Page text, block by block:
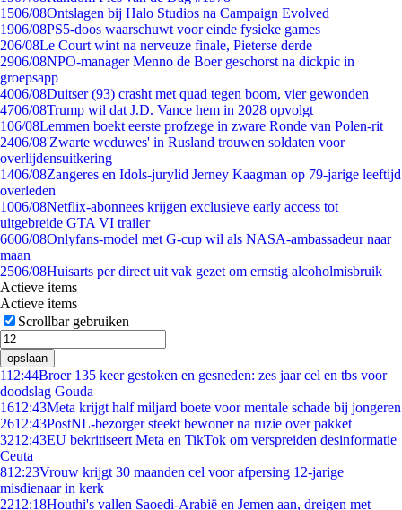
1506/08Ontslagen bij Halo Studios na Campaign Evolved
1906/08PS5-doos waarschuwt voor einde fysieke games
206/08Le Court wint na nerveuze finale, Pieterse derde
2906/08NPO-manager Menno de Boer geschorst na dickpic in
groepsapp
4006/08Duitser (93) crasht met quad tegen boom, vier gewonden
4706/08Trump wil dat J.D. Vance hem in 2028 opvolgt
106/08Lemmen boekt eerste profzege in zware Ronde van Polen-rit
2406/08'Zwarte weduwes' in Rusland trouwen soldaten voor
overlijdensuitkering
1406/08Zangeres en Idols-jurylid Jerney Kaagman op 79-jarige leeftijd
overleden
1006/08Netflix-abonnees krijgen exclusieve early access tot
uitgebreide GTA VI trailer
6606/08Onlyfans-model met G-cup wil als NASA-ambassadeur naar
maan
2506/08Huisarts per direct uit vak gezet om ernstig alcoholmisbruik
Actieve items
Actieve items
Scrollbar gebruiken
opslaan
112:44Broer 135 keer gestoken en gesneden: zes jaar cel en tbs voor
doodslag Gouda
1612:43Meta krijgt half miljard boete voor mentale schade bij jongeren
2612:43PostNL-bezorger steekt bewoner na ruzie over pakket
3212:43EU bekritiseert Meta en TikTok om verspreiden desinformatie
Ceuta
812:23Vrouw krijgt 30 maanden cel voor afpersing 12-jarige
misdienaar in kerk
2212:18Houthi's vallen Saoedi-Arabië en Jemen aan, dreigen met